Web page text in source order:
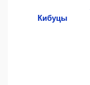
Кибуцы